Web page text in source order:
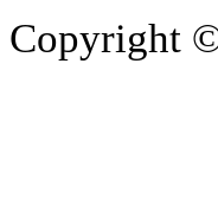
Copyright